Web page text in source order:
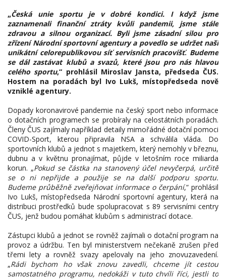
„Česká unie sportu je v dobré kondici. I když jsme
zaznamenali finanční ztráty kvůli pandemii, jsme stále
zdravou a silnou organizací. Byli jsme zásadní silou pro
zřízení Národní sportovní agentury a povedlo se udržet naši
unikátní celorepublikovou síť servisních pracovišť. Budeme
se dál zastávat klubů a svazů, které jsou pro nás hlavou
celého sportu,“ prohlásil Miroslav Jansta, předseda ČUS.
Hostem na poradách byl Ivo Lukš, místopředseda nově
vzniklé agentury.
Dopady koronavirové pandemie na český sport nebo informace
o dotačních programech se probíraly na celostátních poradách.
Členy ČUS zajímaly například detaily mimořádné dotační pomoci
COVID-Sport, kterou připravila NSA a schválila vláda. Do
sportovních klubů a jednot s majetkem, který nemohly v březnu,
dubnu a v květnu pronajímat, půjde v letošním roce miliarda
korun. „Pokud se částka na stanovený účel nevyčerpá, určitě
se o ni nepřijde a použije se na další podporu sportu.
Budeme průběžně zveřejňovat informace o čerpání,“ prohlásil
Ivo Lukš, místopředseda Národní sportovní agentury, která na
distribuci prostředků bude spolupracovat s 89 servisními centry
ČUS, jenž budou pomáhat klubům s administrací dotace.
Zástupci klubů a jednot se rovněž zajímali o dotační program na
provoz a údržbu. Ten byl ministerstvem nečekaně zrušen před
třemi lety a rovněž svazy apelovaly na jeho znovuzavedení.
„Rádi bychom ho však znovu zavedli, chceme jít cestou
samostatného programu, nedokáži v tuto chvíli říci, jestli to